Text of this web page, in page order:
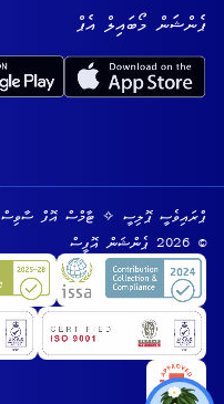
ޕެންޝަން މޯބައިލް އެޕް
ޕްރައިވެސީ ޕޮލިސީ ✧ ޓާމްސް އޮފް ސާވިސް
© 2026 ޕެންޝަން އޮފީސް